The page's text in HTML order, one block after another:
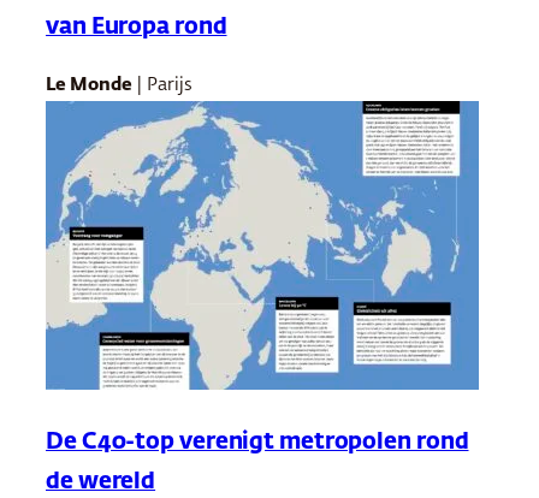
van Europa rond
Le Monde | Parijs
De C40-top verenigt metropolen rond
de wereld